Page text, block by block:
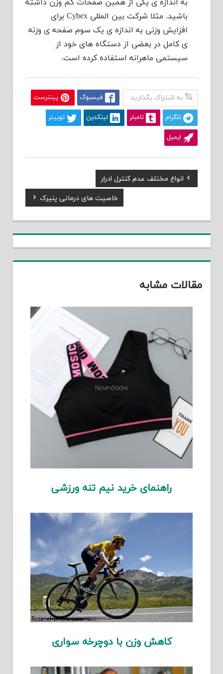
به اندازه ی یکی از همین صفحات کم وزن داشته
باشید. مثلا شرکت بین المللی Cybex برای
افزایش وزنی به اندازه ی یک سوم صفحه ی وزنه
ی کامل در بعضی از دستگاه های خود از
سیستمی ماهرانه استفاده کرده است.
به اشتراک بگذارید: فیسبوک پینترست
تلگرام تامبلر لینکدین توییتر
ایمیل
راهبری
Previous
Post:
انواع مختلف عدم کنترل ادرار
Next
Post:
خاصیت های درمانی پنیرک
مقالات مشابه
راهنمای خرید نیم تنه ورزشی
کاهش وزن با دوچرخه سواری